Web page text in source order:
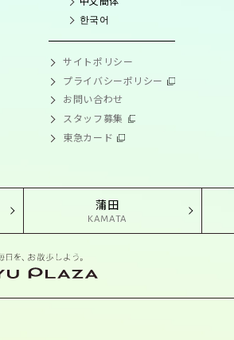
한국어
サイトポリシー
プライバシーポリシー
お問い合わせ
スタッフ募集
東急カード
蒲田
KAMATA